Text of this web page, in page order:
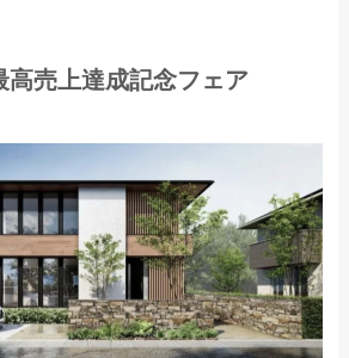
高売上達成記念フェア